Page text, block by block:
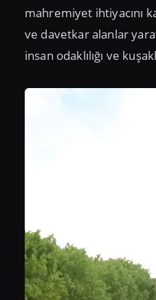
mahremiyet ihtiyacını
ve davetkar alanlar
insan odaklılığı ve